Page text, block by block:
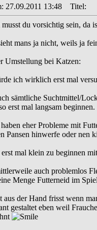
27.09.2011 13:48 Titel:
du vorsichtig sein, da
mans ja nicht, weils ja
Umstellung bei Katzen:
ich wirklich erst mal
sämtliche Suchtmittel/
erst mal langsam beginnen.
eher Probleme mit
Pansen hinwerfe oder nen
erst mal klein zu beginnen
auch problemlos
Menge Futterneid im
aus der Hand frisst wenn
gestaltet eben weil